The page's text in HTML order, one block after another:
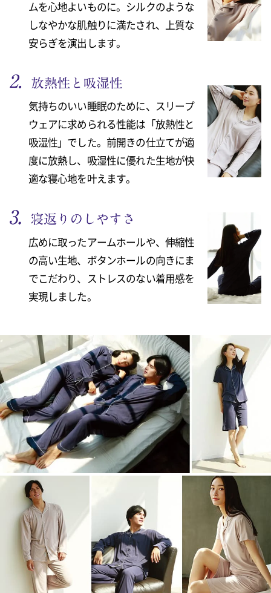
ムを心地よいものに。シルクのような
しなやかな肌触りに満たされ、上質な
安らぎを演出します。
気持ちのいい睡眠のために、スリープ
ウェアに求められる性能は「放熱性と
吸湿性」でした。前開きの仕立てが適
度に放熱し、吸湿性に優れた生地が快
適な寝心地を叶えます。
広めに取ったアームホールや、伸縮性
の高い生地、ボタンホールの向きにま
でこだわり、ストレスのない着用感を
実現しました。